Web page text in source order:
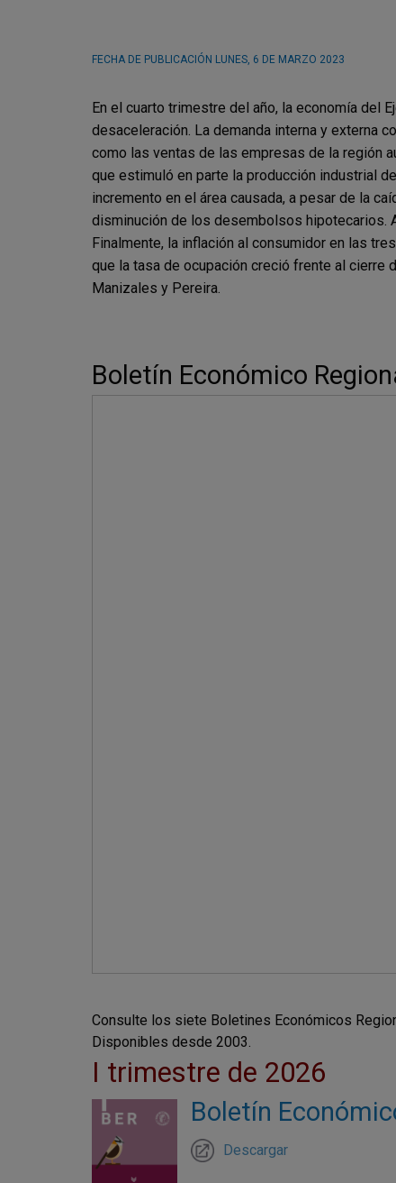
FECHA DE PUBLICACIÓN LUNES, 6 DE MARZO 2023
En el cuarto trimestre del año, la economía del
desaceleración. La demanda interna y externa
como las ventas de las empresas de la región
que estimuló en parte la producción industrial
incremento en el área causada, a pesar de la
disminución de los desembolsos hipotecarios.
Finalmente, la inflación al consumidor en las
que la tasa de ocupación creció frente al cierre
Manizales y Pereira.
Boletín Económico
Consulte los siete Boletines Económicos
Disponibles desde 2003.
I trimestre de 2026
Boletín
Descargar